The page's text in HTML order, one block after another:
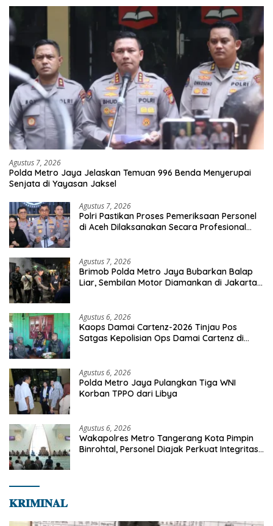
Agustus 7, 2026
Polda Metro Jaya Jelaskan Temuan 996 Benda Menyerupai
Senjata di Yayasan Jaksel
Agustus 7, 2026
Polri Pastikan Proses Pemeriksaan Personel
di Aceh Dilaksanakan Secara Profesional
Agustus 7, 2026
Brimob Polda Metro Jaya Bubarkan Balap
Liar, Sembilan Motor Diamankan di Jakarta
Agustus 6, 2026
Kaops Damai Cartenz-2026 Tinjau Pos
Satgas Kepolisian Ops Damai Cartenz di
Agustus 6, 2026
Polda Metro Jaya Pulangkan Tiga WNI
Korban TPPO dari Libya
Agustus 6, 2026
Wakapolres Metro Tangerang Kota Pimpin
Binrohtal, Personel Diajak Perkuat Integritas
𝐊𝐑𝐈𝐌𝐈𝐍𝐀𝐋